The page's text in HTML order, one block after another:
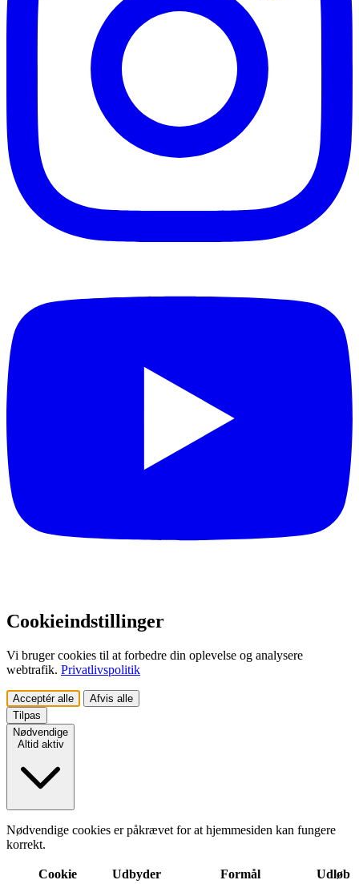
Cookieindstillinger
Vi bruger cookies til at forbedre din oplevelse og analysere
webtrafik. Privatlivspolitik
Acceptér alle
Afvis alle
Tilpas
Nødvendige
Altid aktiv
Nødvendige cookies er påkrævet for at hjemmesiden kan fungere
korrekt.
Cookie Udbyder Formål
Udløb